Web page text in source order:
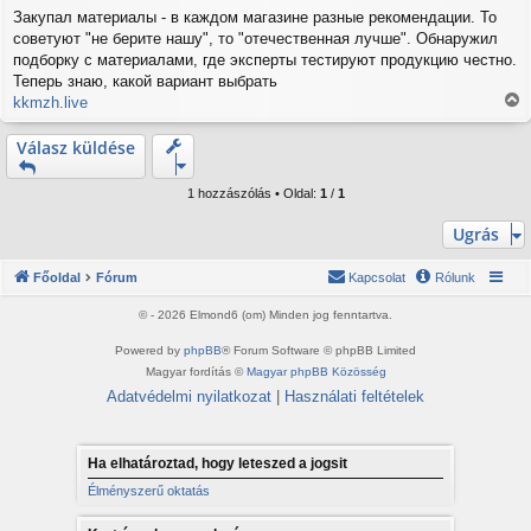
z
z
á
s
ó
l
á
s
Закупал материалы - в каждом магазине разные рекомендации. То
советуют "не берите нашу", то "отечественная лучше". Обнаружил
подборку с материалами, где эксперты тестируют продукцию честно.
Теперь знаю, какой вариант выбрать
kkmzh.live
t
e
t
Válasz küldése
1 hozzászólás • Oldal: 1 / 1
Ugrás
Főoldal Fórum Rólunk
Kapcsolat
© - 2026 Elmond6 (om) Minden jog fenntartva.
Powered by phpBB® Forum Software © phpBB Limited
Magyar fordítás ©Magyar phpBB Közösség
Adatvédelmi nyilatkozat Használati feltételek
Ha elhatároztad, hogy leteszed a jogsit
Élményszerű oktatás